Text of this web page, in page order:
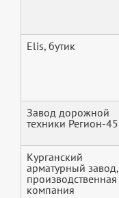
Elis, бутик
Завод дорожной
техники Регион-45
Курганский
арматурный завод,
производственная
компания